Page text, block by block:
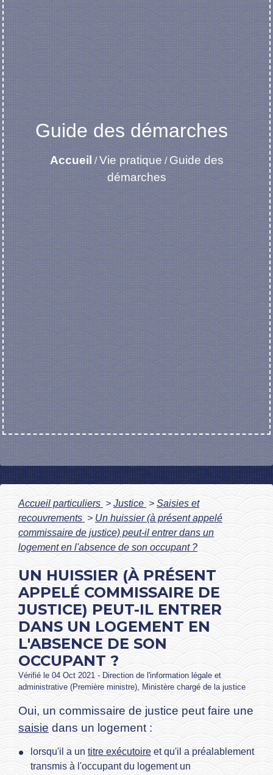
Guide des démarches
Accueil / Vie pratique / Guide des
démarches
Accueil particuliers > Justice > Saisies et
recouvrements > Un huissier (à présent appelé
commissaire de justice) peut-il entrer dans un
logement en l'absence de son occupant ?
UN HUISSIER (À PRÉSENT
APPELÉ COMMISSAIRE DE
JUSTICE) PEUT-IL ENTRER
DANS UN LOGEMENT EN
L'ABSENCE DE SON
OCCUPANT ?
Vérifié le 04 Oct 2021 - Direction de l'information légale et
administrative (Première ministre), Ministère chargé de la justice
Oui, un commissaire de justice peut faire une
saisie dans un logement :
lorsqu'il a un titre exécutoire et qu'il a préalablement
transmis à l'occupant du logement un